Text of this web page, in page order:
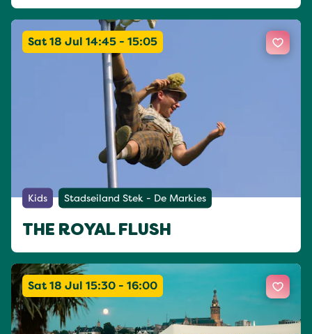
Sat 18 Jul 14:45 - 15:05
Kids Stadseiland Stek - De Markies
THE ROYAL FLUSH
Sat 18 Jul 15:30 - 16:00